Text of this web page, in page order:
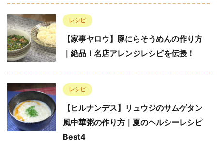
レシピ
【家事ヤロウ】豚にらそうめんの作り方
｜絶品！名店アレンジレシピを伝授！
レシピ
【ヒルナンデス】リュウジのサムゲタン
風中華粥の作り方｜夏のヘルシーレシピ
Best4